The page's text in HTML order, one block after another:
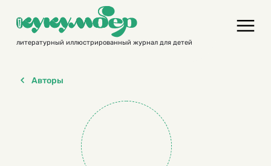
contentлитературный иллюстрированный журнал для детей
Авторы